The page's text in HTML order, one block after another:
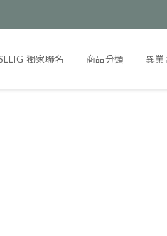
獨家聯名 商品分類 異業